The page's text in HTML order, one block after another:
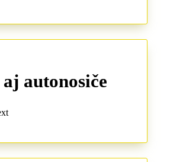
autonosiče